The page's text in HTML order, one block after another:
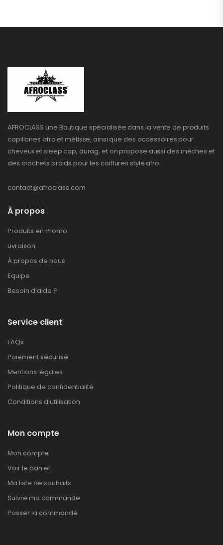
AFROCLASS une Boutique spécialisée dans la vente de produits
capillaires afro et métisse, ainsi que des accessoires pour
cheveux et sleep cap, durag, et on propose aussi des mèches et
des crochets braids pour les coiffures style afro.
contact@afroclass.com
À propos
Produits en Promo
Livraison
À propos de nous
Equipe
Besoin d’aide ?
Service client
FAQs
Paiement sécurisé
Mentions légales
Politique de confidentialité
Conditions d’utilisation
Mon compte
Mon compte
Voir le panier
Ma liste de souhaits
Suivre ma commande
Passer la commande